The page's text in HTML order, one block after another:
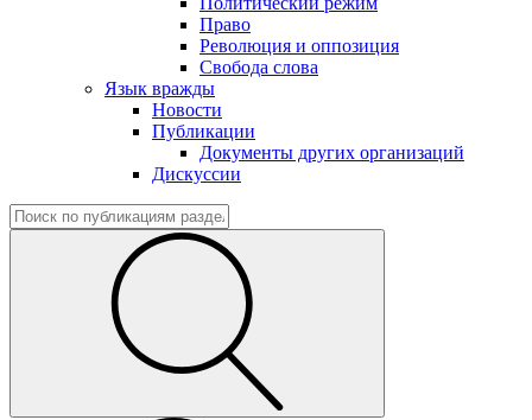
Право
Революция и оппозиция
Свобода слова
Язык вражды
Новости
Публикации
Документы других организаций
Дискуссии